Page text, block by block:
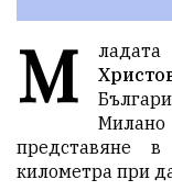
М ладата
представяне
километра при